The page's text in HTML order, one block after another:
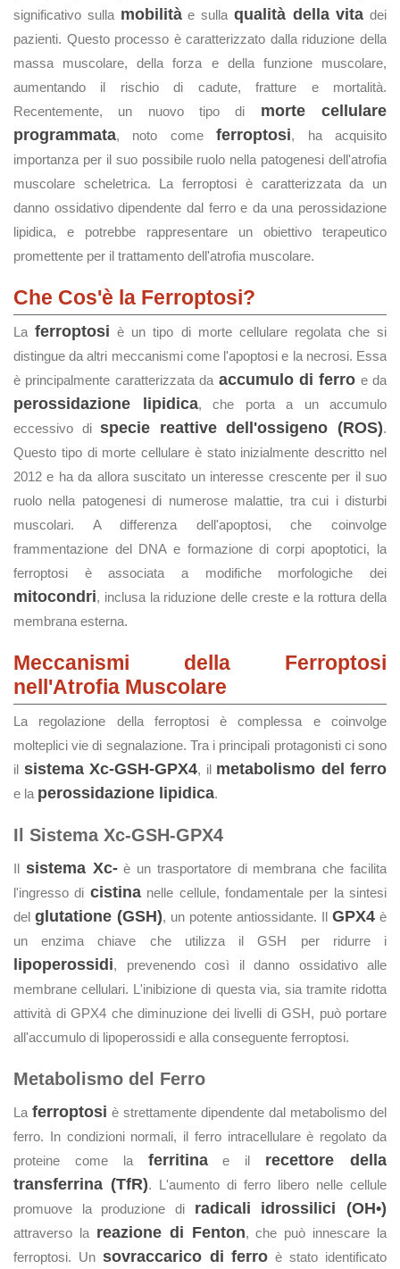
significativo sulla mobilitàe sulla qualità della vita dei
pazienti. Questo processo è caratterizzato dalla riduzione della
massa muscolare, della forza e della funzione muscolare,
aumentando il rischio di cadute, fratture e mortalità.
Recentemente, un nuovo tipo di morte cellulare
programmata, noto comeferroptosi, ha acquisito
importanza per il suo possibile ruolo nella patogenesi dell'atrofia
muscolare scheletrica. La ferroptosi è caratterizzata da un
danno ossidativo dipendente dal ferro e da una perossidazione
lipidica, e potrebbe rappresentare un obiettivo terapeutico
promettente per il trattamento dell'atrofia muscolare.
Che Cos'è la Ferroptosi?
Laferroptosi è un tipo di morte cellulare regolata che si
distingue da altri meccanismi come l'apoptosi e la necrosi. Essa
è principalmente caratterizzata da accumulo di ferro e da
perossidazione lipidica, che porta a un accumulo
eccessivo dispecie reattive dell'ossigeno (ROS).
Questo tipo di morte cellulare è stato inizialmente descritto nel
2012 e ha da allora suscitato un interesse crescente per il suo
ruolo nella patogenesi di numerose malattie, tra cui i disturbi
muscolari. A differenza dell'apoptosi, che coinvolge
frammentazione del DNA e formazione di corpi apoptotici, la
ferroptosi è associata a modifiche morfologiche dei
mitocondri, inclusa la riduzione delle creste e la rottura della
membrana esterna.
Meccanismi della Ferroptosi
nell'Atrofia Muscolare
La regolazione della ferroptosi è complessa e coinvolge
molteplici vie di segnalazione. Tra i principali protagonisti ci sono
il sistema Xc-GSH-GPX4, il metabolismo del ferro
e la perossidazione lipidica.
Il Sistema Xc-GSH-GPX4
Il sistema Xc-è un trasportatore di membrana che facilita
l'ingresso di cistinanelle cellule, fondamentale per la sintesi
del glutatione (GSH), un potente antiossidante. Il GPX4 è
un enzima chiave che utilizza il GSH per ridurre i
lipoperossidi, prevenendo così il danno ossidativo alle
membrane cellulari. L'inibizione di questa via, sia tramite ridotta
attività di GPX4 che diminuzione dei livelli di GSH, può portare
all'accumulo di lipoperossidi e alla conseguente ferroptosi.
Metabolismo del Ferro
La ferroptosi è strettamente dipendente dal metabolismo del
ferro. In condizioni normali, il ferro intracellulare è regolato da
proteine come la ferritinae il recettore della
transferrina (TfR). L'aumento di ferro libero nelle cellule
promuove la produzione di radicali idrossilici (OH•)
attraverso la reazione di Fenton, che può innescare la
ferroptosi. Un sovraccarico di ferro è stato identificato